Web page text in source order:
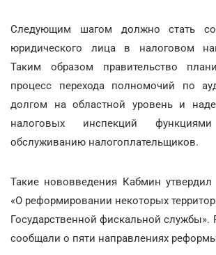
Следующим шагом должно стать
юридического лица в налоговом
Таким образом правительство
процесс перехода полномочий по
долгом на областной уровень и
налоговых инспекций
обслуживанию налогоплательщиков.
Такие нововведения Кабмин утвердил
«О реформировании некоторых
Государственной фискальной
сообщали о пяти направлениях